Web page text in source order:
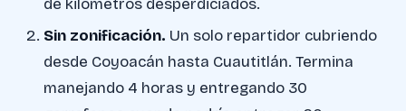
de kilómetros desperdiciados.
Sin zonificación. Un solo repartidor cubriendo
desde Coyoacán hasta Cuautitlán. Termina
manejando 4 horas y entregando 30